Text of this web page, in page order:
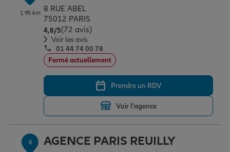
Protection juridique
Retraite
Tous nos devis d'assurance
1.95 km 8 RUE ABEL
75012 PARIS
4,8/5Note de 4.8 sur 5
(72 avis)
Voir les avis
01 44 74 00 78
Fermé actuellement
Prendre un RDV
Voir l'agence
4 AGENCE PARIS REUILLY